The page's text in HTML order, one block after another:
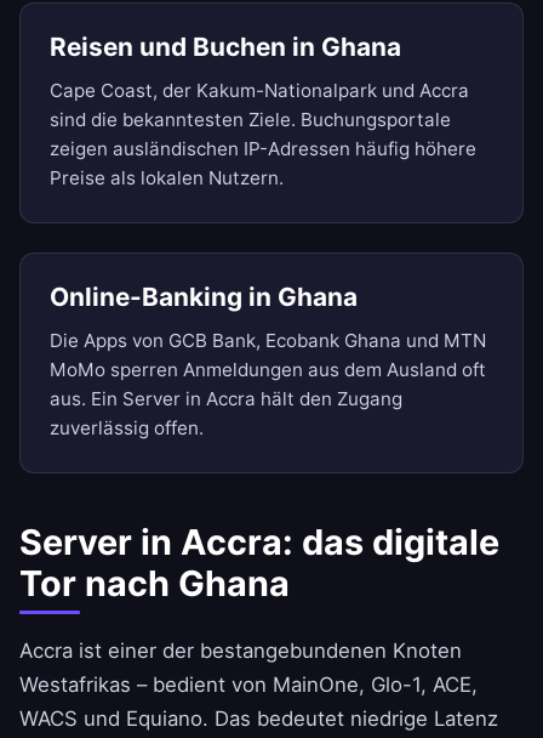
Reisen und Buchen in Ghana
Cape Coast, der Kakum-Nationalpark und Accra
sind die bekanntesten Ziele. Buchungsportale
zeigen ausländischen IP-Adressen häufig höhere
Preise als lokalen Nutzern.
Online-Banking in Ghana
Die Apps von GCB Bank, Ecobank Ghana und MTN
MoMo sperren Anmeldungen aus dem Ausland oft
aus. Ein Server in Accra hält den Zugang
zuverlässig offen.
Server in Accra: das digitale
Tor nach Ghana
Accra ist einer der bestangebundenen Knoten
Westafrikas – bedient von MainOne, Glo-1, ACE,
WACS und Equiano. Das bedeutet niedrige Latenz